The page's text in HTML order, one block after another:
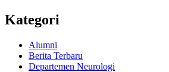
Kategori
Alumni
Berita Terbaru
Departemen Neurologi